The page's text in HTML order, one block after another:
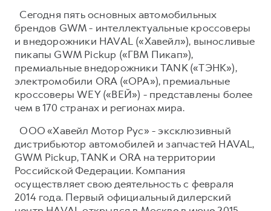
Сегодня пять основных автомобильных
брендов GWM - интеллектуальные кроссоверы
и внедорожники HAVAL («Хавейл»), выносливые
пикапы GWM Pickup («ГВМ Пикап»),
премиальные внедорожники TANK («ТЭНК»),
электромобили ORA («ОРА»), премиальные
кроссоверы WEY («ВЕЙ») - представлены более
чем в 170 странах и регионах мира.
ООО «Хавейл Мотор Рус» - эксклюзивный
дистрибьютор автомобилей и запчастей HAVAL,
GWM Pickup, TANK и ORA на территории
Российской Федерации. Компания
осуществляет свою деятельность с февраля
2014 года. Первый официальный дилерский